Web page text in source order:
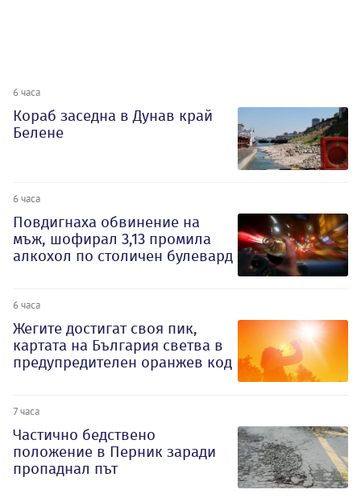
6 часа
Кораб заседна в Дунав край
Белене
6 часа
Повдигнаха обвинение на
мъж, шофирал 3,13 промила
алкохол по столичен булевард
6 часа
Жегите достигат своя пик,
картата на България светва в
предупредителен оранжев код
7 часа
Частично бедствено
положение в Перник заради
пропаднал път